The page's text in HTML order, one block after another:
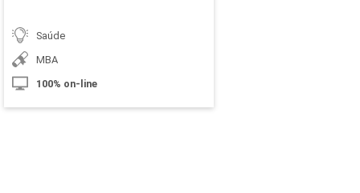
Saúde
MBA
100% on-line